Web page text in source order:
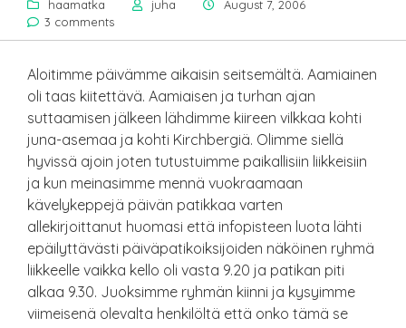
haamatka juha
August 7, 2006
3 comments
Aloitimme päivämme aikaisin seitsemältä. Aamiainen
oli taas kiitettävä. Aamiaisen ja turhan ajan
suttaamisen jälkeen lähdimme kiireen vilkkaa kohti
juna-asemaa ja kohti Kirchbergiä. Olimme siellä
hyvissä ajoin joten tutustuimme paikallisiin liikkeisiin
ja kun meinasimme mennä vuokraamaan
kävelykeppejä päivän patikkaa varten
allekirjoittanut huomasi että infopisteen luota lähti
epäilyttävästi päiväpatikoiksijoiden näköinen ryhmä
liikkeelle vaikka kello oli vasta 9.20 ja patikan piti
alkaa 9.30. Juoksimme ryhmän kiinni ja kysyimme
viimeisenä olevalta henkilöltä että onko tämä se